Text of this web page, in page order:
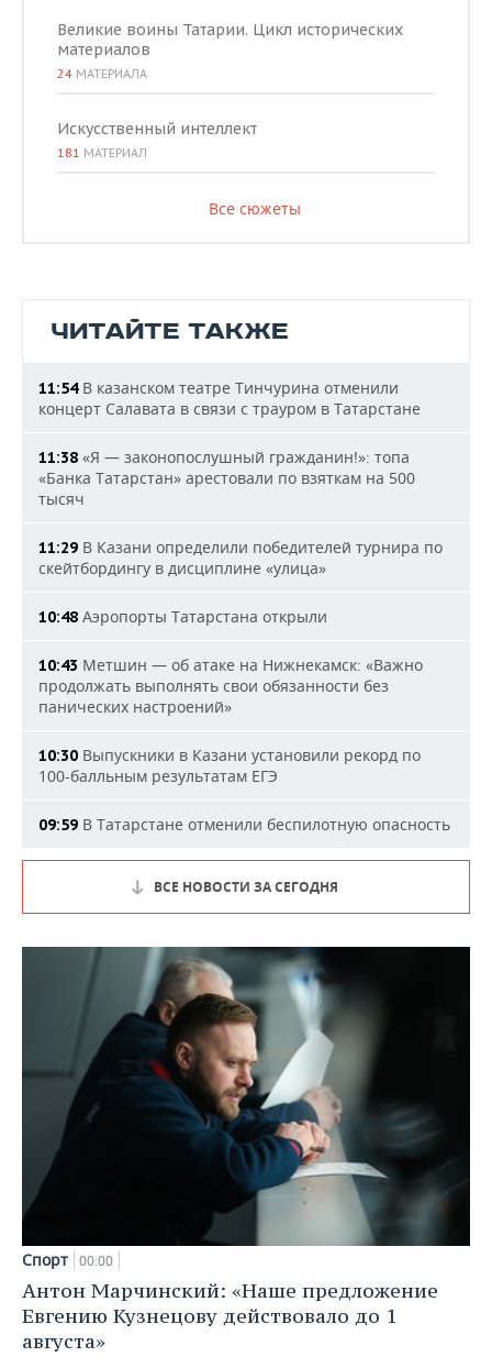
Великие воины Татарии. Цикл исторических
материалов
24 МАТЕРИАЛА
Искусственный интеллект
181 МАТЕРИАЛ
Все сюжеты
ЧИТАЙТЕ ТАКЖЕ
11:54В казанском театре Тинчурина отменили
концерт Салавата в связи с трауром в Татарстане
11:38 «Я — законопослушный гражданин!»: топа
«Банка Татарстан» арестовали по взяткам на 500
тысяч
11:29 В Казани определили победителей турнира по
скейтбордингу в дисциплине «улица»
10:48 Аэропорты Татарстана открыли
10:43 Метшин — об атаке на Нижнекамск: «Важно
продолжать выполнять свои обязанности без
панических настроений»
10:30 Выпускники в Казани установили рекорд по
100-балльным результатам ЕГЭ
09:59 В Татарстане отменили беспилотную опасность
ВСЕ НОВОСТИ ЗА СЕГОДНЯ
Спорт 00:00
Антон Марчинский: «Наше предложение
Евгению Кузнецову действовало до 1
августа»